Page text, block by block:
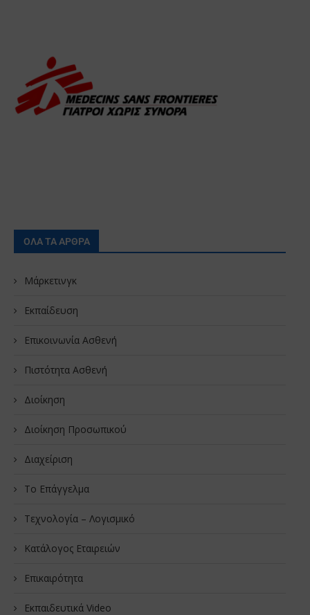
ΟΛΑ ΤΑ ΑΡΘΡΑ
Μάρκετινγκ
Εκπαίδευση
Επικοινωνία Ασθενή
Πιστότητα Ασθενή
Διοίκηση
Διοίκηση Προσωπικού
Διαχείριση
Το Επάγγελμα
Τεχνολογία – Λογισμικό
Κατάλογος Εταιρειών
Επικαιρότητα
Εκπαιδευτικά Video